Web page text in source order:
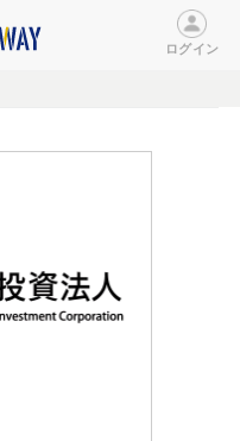
ログイン